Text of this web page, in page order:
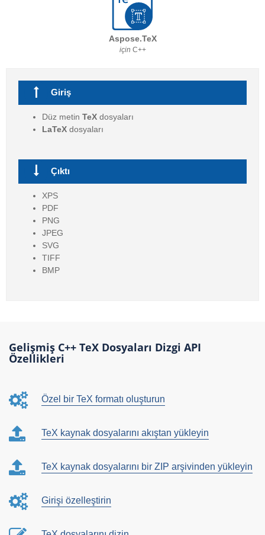
Giriş
Düz metin TeX dosyaları
LaTeX dosyaları
Çıktı
XPS
PDF
PNG
JPEG
SVG
TIFF
BMP
Aspose.TeX
için C++
Gelişmiş C++ TeX Dosyaları Dizgi API
Özellikleri
Özel bir TeX formatı oluşturun
TeX kaynak dosyalarını akıştan yükleyin
TeX kaynak dosyalarını bir ZIP arşivinden yükleyin
Girişi özelleştirin